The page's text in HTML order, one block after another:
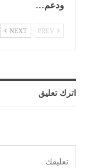
ودعم…
NEXT
اترك تعليق